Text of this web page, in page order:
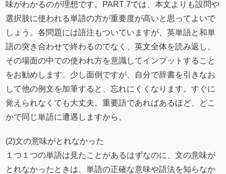
味がわかるのが理想です。PART 7では、本文よりも設問や
選択肢に使われる単語の方が重要度が高いと思ってよいで
しょう。各問題には語注もついていますが、英単語と和単
語の突き合わせで終わるのでなく、英文全体を読み返し、
その場面の中での使われ方を意識してインプットすること
をお勧めします。少し面倒ですが、自分で辞書を引きなお
して他の例文を加筆すると、忘れにくくなります。すぐに
覚えられなくても大丈夫。重要語であればあるほど、どこ
かで同じ単語に遭遇しますから。
(2)文の意味がとれなかった
１つ１つの単語は見たことがあるはずなのに、文の意味が
とれなかったときは、単語の正確な意味や語法を知らなか